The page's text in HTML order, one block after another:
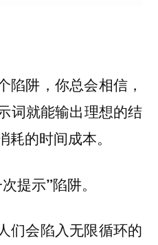
陷阱，你总会相信，
词就能输出理想的结
的时间成本。
提示”陷阱。
们会陷入无限循环的